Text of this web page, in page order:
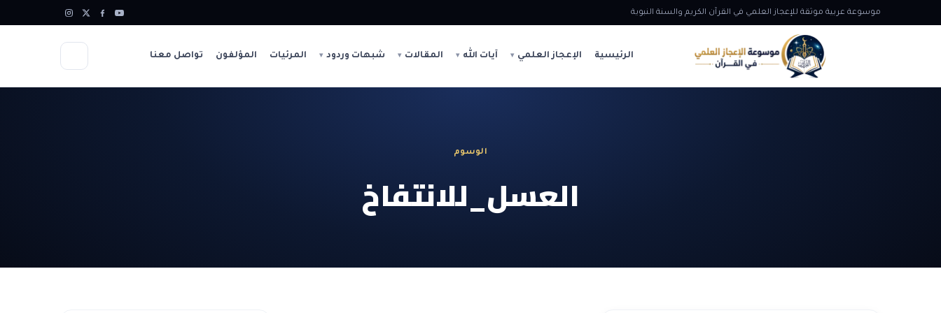
موسوعة عربية موثقة للإعجاز العلمي في القرآن الكريم والسنة النبوية
الرئيسية الإعجاز العلمي آيات الله المقالات شبهات وردود المرئيات المؤلفون تواصل معنا
الوسوم
العسل_للانتفاخ